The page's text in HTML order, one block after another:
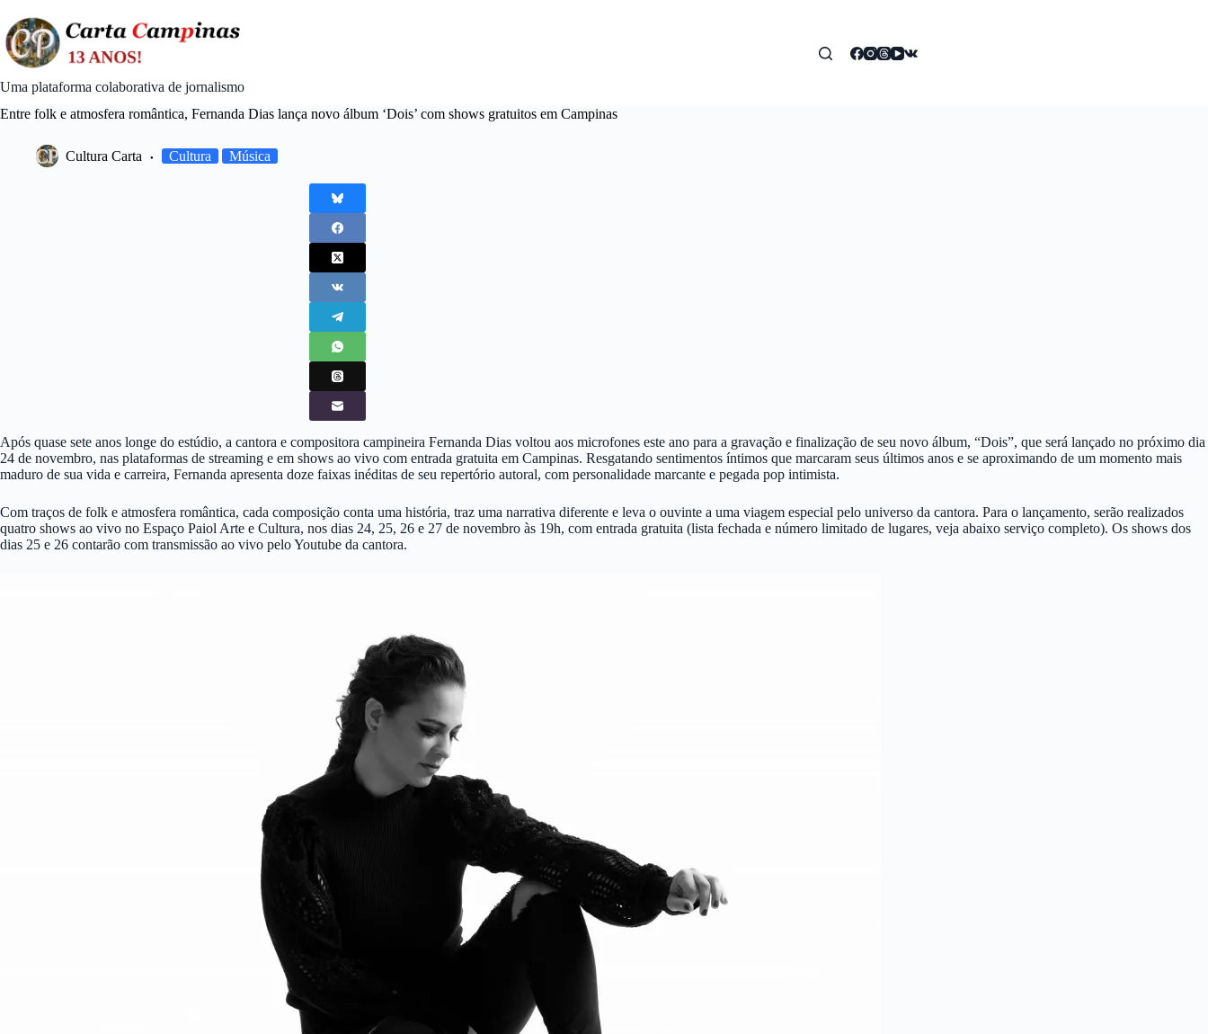
content
Uma plataforma colaborativa de jornalismo
Entre folk e atmosfera romântica, Fernanda Dias lança novo álbum ‘Dois’ com shows gratuitos em Campinas
Cultura Carta Cultura Música
Após quase sete anos longe do estúdio, a cantora e compositora campineira Fernanda Dias voltou aos microfones este ano para a gravação e finalização de seu novo álbum, “Dois”, que será lançado no próximo dia
24 de novembro, nas plataformas de streaming e em shows ao vivo com entrada gratuita em Campinas. Resgatando sentimentos íntimos que marcaram seus últimos anos e se aproximando de um momento mais
maduro de sua vida e carreira, Fernanda apresenta doze faixas inéditas de seu repertório autoral, com personalidade marcante e pegada pop intimista.
Com traços de folk e atmosfera romântica, cada composição conta uma história, traz uma narrativa diferente e leva o ouvinte a uma viagem especial pelo universo da cantora. Para o lançamento, serão realizados
quatro shows ao vivo no Espaço Paiol Arte e Cultura, nos dias 24, 25, 26 e 27 de novembro às 19h, com entrada gratuita (lista fechada e número limitado de lugares, veja abaixo serviço completo). Os shows dos
dias 25 e 26 contarão com transmissão ao vivo pelo Youtube da cantora.